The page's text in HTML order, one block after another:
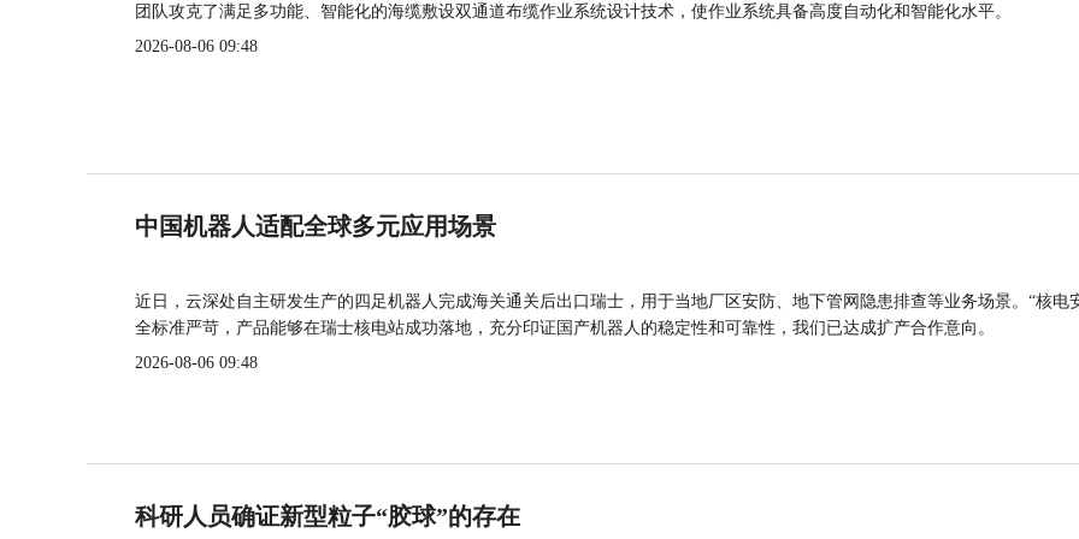
团队攻克了满足多功能、智能化的海缆敷设双通道布缆作业系统设计技术，使作业系统具备高度自动化和智能化水平。
2026-08-06 09:48
中国机器人适配全球多元应用场景
近日，云深处自主研发生产的四足机器人完成海关通关后出口瑞士，用于当地厂区安防、地下管网隐患排查等业务场景。“核电
全标准严苛，产品能够在瑞士核电站成功落地，充分印证国产机器人的稳定性和可靠性，我们已达成扩产合作意向。
2026-08-06 09:48
科研人员确证新型粒子“胶球”的存在